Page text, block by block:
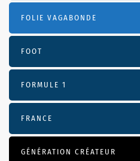
FOLIE VAGABONDE
FOOT
FORMULE 1
FRANCE
GÉNÉRATION CRÉATEUR